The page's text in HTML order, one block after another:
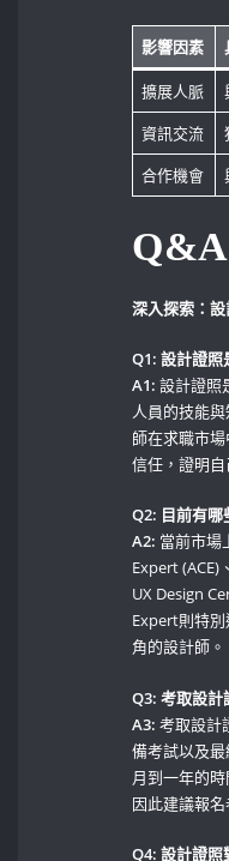
影響因素
擴展人脈
資訊交流
合作機會
Q&A
深入探索：
Q1: 設計證照
A1: 設計證照
人員的技能
師在求職市
信任，證明
Q2: 目前有哪
A2: 當前市場
Expert (ACE)
UX Design
Expert則特
角的設計師。
Q3: 考取設計
A3: 考取設計
備考試以及
月到一年的
因此建議報名
Q4: ‍設計證照